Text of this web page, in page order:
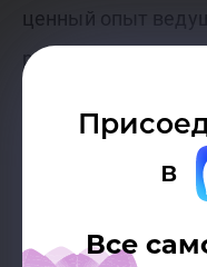
в
Все
ценный опыт
развития